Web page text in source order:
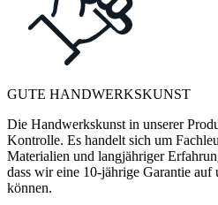
GUTE HANDWERKSKUNST
Die Handwerkskunst in unserer
Kontrolle. Es handelt sich um
Materialien und langjähriger
dass wir eine 10-jährige Garantie auf
können.